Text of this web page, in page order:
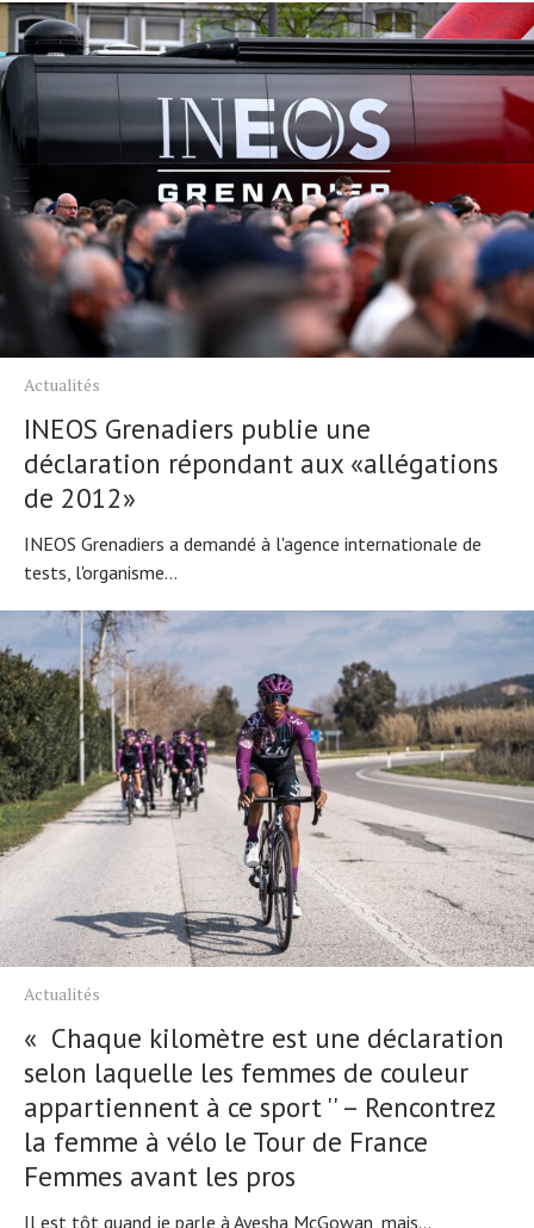
Actualités
INEOS Grenadiers publie une
déclaration répondant aux «allégations
de 2012»
INEOS Grenadiers a demandé à l'agence internationale de
tests, l'organisme...
Actualités
« Chaque kilomètre est une déclaration
selon laquelle les femmes de couleur
appartiennent à ce sport '' – Rencontrez
la femme à vélo le Tour de France
Femmes avant les pros
Il est tôt quand je parle à Ayesha McGowan, mais...